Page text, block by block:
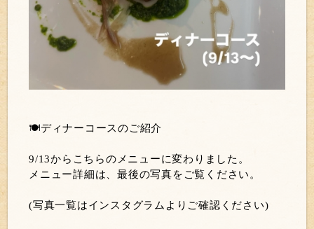
🍽️ディナーコースのご紹介
9/13からこちらのメニューに変わりました。
メニュー詳細は、最後の写真をご覧ください。
(写真一覧はインスタグラムよりご確認ください)